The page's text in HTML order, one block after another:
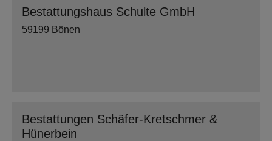
Bestattungshaus Schulte GmbH
59199 Bönen
Bestattungen Schäfer-Kretschmer &
Hünerbein